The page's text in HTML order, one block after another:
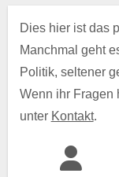
Dies hier ist das
Manchmal geht
Politik, seltener
Wenn ihr Fragen
unter Kontakt.